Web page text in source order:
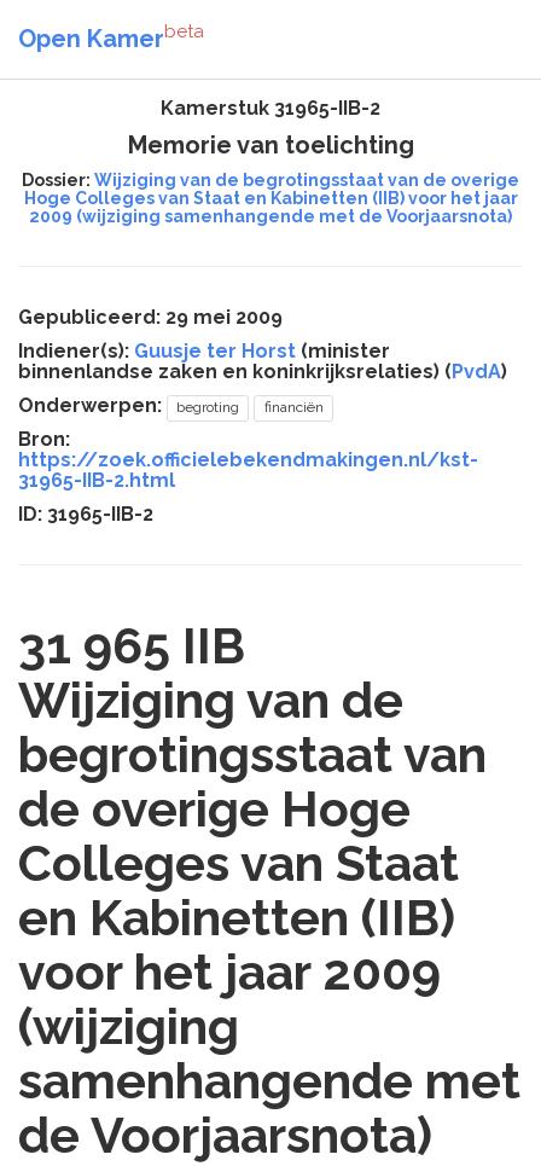
Open Kamerbeta
Kamerstuk 31965-IIB-2
Memorie van toelichting
Dossier: Wijziging van de begrotingsstaat van de overige
Hoge Colleges van Staat en Kabinetten (IIB) voor het jaar
2009 (wijziging samenhangende met de Voorjaarsnota)
Gepubliceerd: 29 mei 2009
Indiener(s): Guusje ter Horst (minister
binnenlandse zaken en koninkrijksrelaties) (PvdA)
Onderwerpen:
begroting financiën
Bron:
https://zoek.officielebekendmakingen.nl/kst-
31965-IIB-2.html
ID: 31965-IIB-2
31 965 IIB
Wijziging van de
begrotingsstaat van
de overige Hoge
Colleges van Staat
en Kabinetten (IIB)
voor het jaar 2009
(wijziging
samenhangende met
de Voorjaarsnota)